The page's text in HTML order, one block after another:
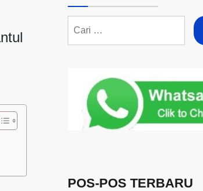
POS-POS TERBARU